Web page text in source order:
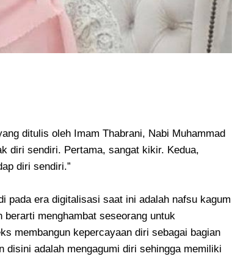
ditulis oleh Imam Thabrani, Nabi Muhammad
diri sendiri. Pertama, sangat kikir. Kedua,
diri sendiri.”
pada era digitalisasi saat ini adalah nafsu kagum
menghambat seseorang untuk
membangun kepercayaan diri sebagai bagian
adalah mengagumi diri sehingga memiliki